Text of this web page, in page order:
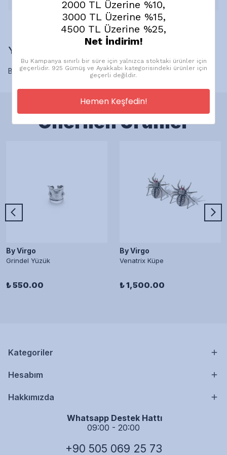
Yorumlar
Bu ürün için henüz yorum yapılmamış.
Önerilen Ürünler
By Virgo
Grindel Yüzük
₺ 550.00
By Virgo
Venatrix Küpe
₺ 1,500.00
Kategoriler
Hesabım
Hakkımızda
Whatsapp Destek Hattı
09:00 - 20:00
+90 505 069 25 73
2000 TL Üzerine %10,
3000 TL Üzerine %15,
4500 TL Üzerine %25,
Net İndirim!
Bu Kampanya sınırlı bir süre için yalnızca stoktaki ürünler için
geçerlidir. 925 Gümüş ve Ayakkabı kategorisindeki ürünler için
geçerli değildir.
Hemen Keşfedin!